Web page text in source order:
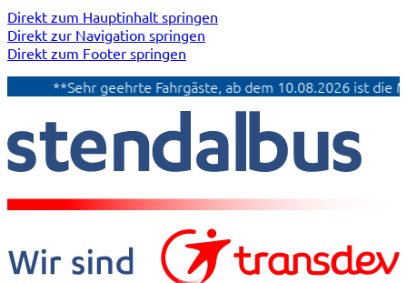
Direkt zum Hauptinhalt springen
Direkt zur Navigation springen
Direkt zum Footer springen
**Sehr geehrte Fahrgäste, ab dem 10.08.2026 ist die